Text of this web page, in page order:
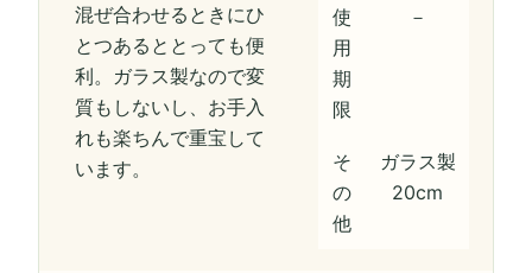
混ぜ合わせるときにひ
とつあるととっても便
利。ガラス製なので変
質もしないし、お手入
れも楽ちんで重宝して
います。
使
用
期
限
－
そ
の
他
ガラス製
20cm